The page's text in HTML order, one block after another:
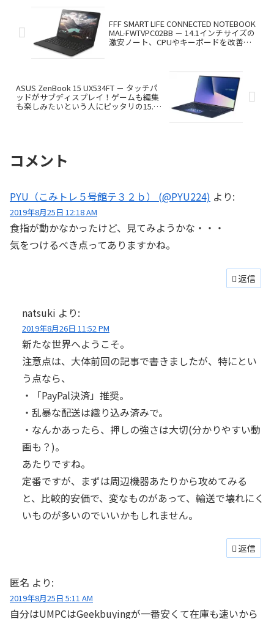
ては重めなのには注意が必要です。
FFF SMART LIFE CONNECTED NOTEBOOK
MAL-FWTVPC02BB － 14.1インチサイズの
激安ノート、CPUやキーボードを改善、
ASUS ZenBook 15 UX534FT － タッチパ
ッドがサブディスプレイ！ゲームも編集
も楽しみたいという人にピッタリの15.6
コメント
PYU（こみトレ５号館テ３２ｂ） (@PYU224) より:
2019年8月25日 12:18 AM
食指が動かなかったけど、見てみようかな・・・
気をつけるべき点ってありますかね。
返信
natsuki より:
2019年8月26日 11:52 PM
新たな世界へようこそ。
注意点は、大体前回の記事で書きましたが、特にとい
う点なら、
・「PayPal決済」推奨。
・乱暴な配送は織り込み済みで。
・なんかあったら、押しの強さは大切(分かりやすい動
画も？)。
あたりですね。
定番ですが、まずは周辺機器あたりから攻めてみる
と、比較的安価で、変なものがあって、輸送で壊れにく
いものが多いのでいいかもしれません。
返信
匿名 より:
2019年8月25日 5:11 AM
自分はUMPCはGeekbuyingが一番安くて在庫も速いから